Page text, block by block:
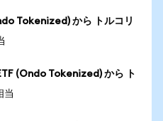
Tokenized) から トルコリ
(Ondo Tokenized) から ト
当